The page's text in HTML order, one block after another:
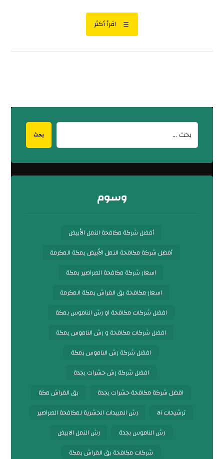
اقرأ أكثر
بحث
وسوم
أفضل شركة مكافحة النمل الأبيض
أفضل شركة مكافحة النمل الأبيض بمكة المكرمة
اسعار شركة مكافحة الصراصير بمكة
اسعار مكافحة بق الفراش بمكة المكرمة
افضل شركات مكافحة او رش الناموس بمكة
افضل شركات مكافحة و رش الناموس بمكة
افضل شركة رش الناموس بمكة
افضل شركة رش حشرات بجدة
افضل شركة مكافحة حشرات بجدة
بق الفراش مكة
ترشيحات ai
رش المبيدات الحشرية لمكافحة الصراصير
رش الناموس بجدة
رش النمل الابيض
شركات مكافحة بق الفراش بمكة